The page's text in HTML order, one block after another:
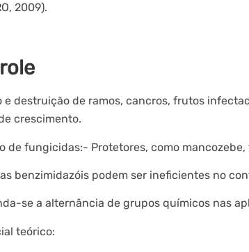
2009).
e destruição de ramos, cancros, frutos
crescimento.
de fungicidas:- Protetores, como
benzimidazóis podem ser ineficientes no
se a alternância de grupos químicos nas
teórico: